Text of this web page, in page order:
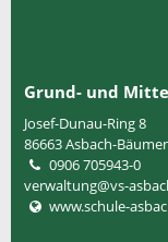
Grund- und
Josef-Dunau-Ring 8
86663Asbach-
0906 705943-0
verwaltung@vs-
www.schule-